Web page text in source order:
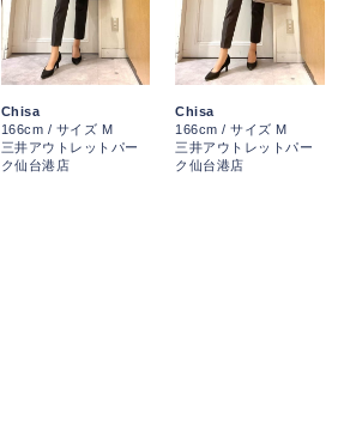
Chisa
166cm / サイズ M
三井アウトレットパー
ク仙台港店
Chisa
166cm / サイズ M
三井アウトレットパー
ク仙台港店